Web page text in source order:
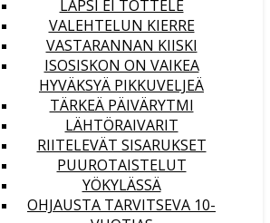
LAPSI EI TOTTELE
VALEHTELUN KIERRE
VASTARANNAN KIISKI
ISOSISKON ON VAIKEA
HYVÄKSYÄ PIKKUVELJEÄ
TÄRKEÄ PÄIVÄRYTMI
LÄHTÖRAIVARIT
RIITELEVÄT SISARUKSET
PUUROTAISTELUT
YÖKYLÄSSÄ
OHJAUSTA TARVITSEVA 10-